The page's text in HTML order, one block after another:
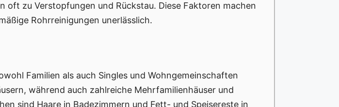
oft zu Verstopfungen und Rückstau. Diese Faktoren machen
Rohrreinigungen unerlässlich.
Familien als auch Singles und Wohngemeinschaften
während auch zahlreiche Mehrfamilienhäuser und
sind Haare in Badezimmern und Fett- und Speisereste in